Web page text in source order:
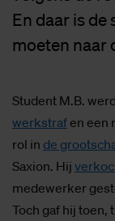
En daar is de
moeten naar
Student M.B.
werkstraf en een
rol in de
Saxion. Hij
medewerker
Toch gaf hij toen,